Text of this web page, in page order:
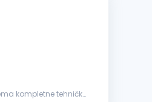
kompletne tehničke